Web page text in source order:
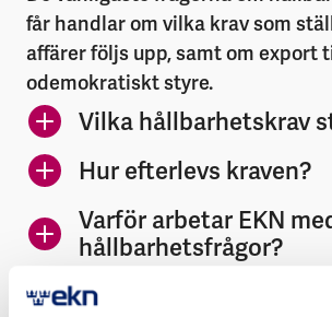
får handlar om vilka krav som
affärer följs upp, samt om export
odemokratiskt styre.
Vilka hållbarhetskrav
Hur efterlevs kraven?
Varför arbetar EKN
hållbarhetsfrågor?
Hur motverkar EKN